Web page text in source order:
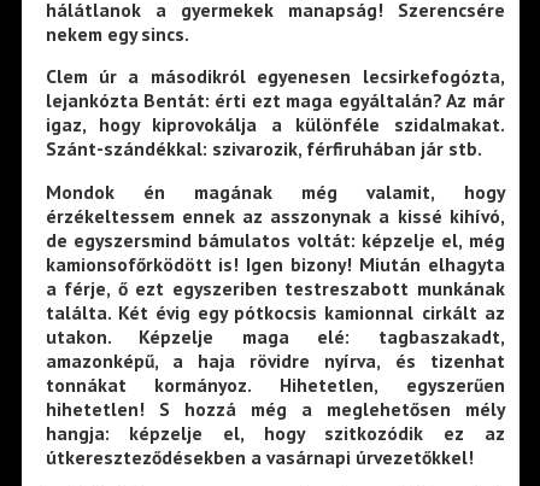
hálátlanok a gyermekek manapság! Szerencsére
nekem egy sincs.
Clem úr a másodikról egyenesen lecsirkefogózta,
lejankózta Bentát: érti ezt maga egyáltalán? Az már
igaz, hogy kiprovokálja a különféle szidalmakat.
Szánt-szándékkal: szivarozik, férfiruhában jár stb.
Mondok én magának még valamit, hogy
érzékeltessem ennek az asszonynak a kissé kihívó,
de egyszersmind bámulatos voltát: képzelje el, még
kamionsofőrködött is! Igen bizony! Miután elhagyta
a férje, ő ezt egyszeriben testreszabott munkának
találta. Két évig egy pótkocsis kamionnal cirkált az
utakon. Képzelje maga elé: tagbaszakadt,
amazonképű, a haja rövidre nyírva, és tizenhat
tonnákat kormányoz. Hihetetlen, egyszerűen
hihetetlen! S hozzá még a meglehetősen mély
hangja: képzelje el, hogy szitkozódik ez az
útkereszteződésekben a vasárnapi úrvezetőkkel!